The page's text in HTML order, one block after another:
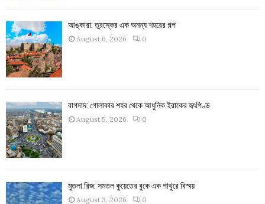
আঙ্কারা: তুরস্কের এক অনন্য শহরের গল্প
August 6, 2026 0
বাগদাদ: গোলাকার শহর থেকে আধুনিক ইরাকের হৃৎপিণ্ড
August 5, 2026 0
মুতলা রিজ: সমতল কুয়েতের বুকে এক পাথুরে বিস্ময়
August 3, 2026 0